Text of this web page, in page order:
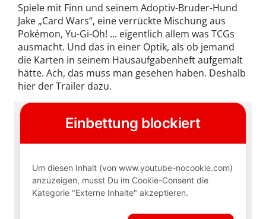
Spiele mit Finn und seinem Adoptiv-Bruder-Hund
Jake „Card Wars“, eine verrückte Mischung aus
Pokémon, Yu-Gi-Oh! ... eigentlich allem was TCGs
ausmacht. Und das in einer Optik, als ob jemand
die Karten in seinem Hausaufgabenheft aufgemalt
hätte. Ach, das muss man gesehen haben. Deshalb
hier der Trailer dazu.